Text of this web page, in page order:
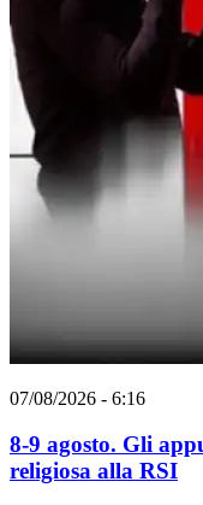
07/08/2026 - 6:16
8-9 agosto. Gli
religiosa alla RSI